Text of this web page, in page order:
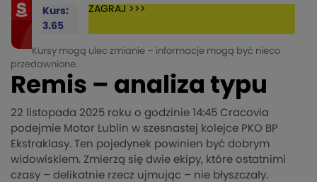
Kurs:
3.65
ZAGRAJ >>>
Kursy mogą ulec zmianie – informacje mogą być nieco
przedawnione.
Remis – analiza typu
22 listopada 2025 roku o godzinie 14:45 Cracovia
podejmie Motor Lublin w szesnastej kolejce PKO BP
Ekstraklasy. Ten pojedynek powinien być dobrym
widowiskiem. Zmierzą się dwie ekipy, które ostatnimi
czasy – delikatnie rzecz ujmując – nie błyszczały.